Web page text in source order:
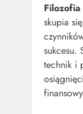
skupia
sukcesu.
technik i